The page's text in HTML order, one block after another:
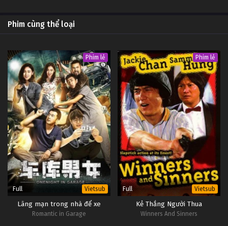
Phim cùng thể loại
Phim lẻ
Full Vietsub
Lãng mạn trong nhà để xe
Romantic in Garage
Phim lẻ
Full Vietsub
Kẻ Thắng Người Thua
Winners And Sinners